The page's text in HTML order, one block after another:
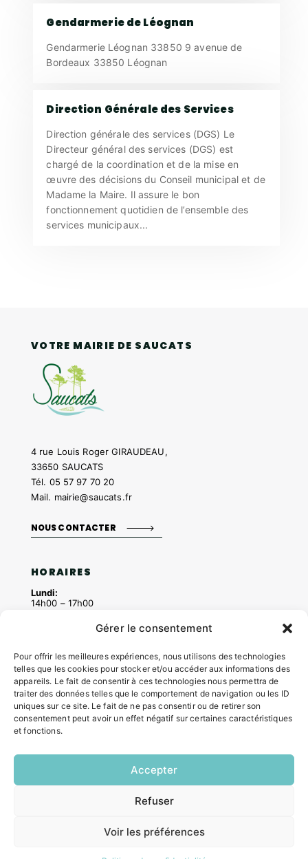
Gérer le consentement
Pour offrir les meilleures expériences, nous utilisons des technologies
telles que les cookies pour stocker et/ou accéder aux informations des
appareils. Le fait de consentir à ces technologies nous permettra de
traiter des données telles que le comportement de navigation ou les ID
uniques sur ce site. Le fait de ne pas consentir ou de retirer son
consentement peut avoir un effet négatif sur certaines caractéristiques
et fonctions.
Accepter
Refuser
Voir les préférences
Gendarmerie de Léognan
Gendarmerie Léognan 33850 9 avenue de
Bordeaux 33850 Léognan
Direction Générale des Services
Direction générale des services (DGS) Le
Directeur général des services (DGS) est
chargé de la coordination et de la mise en
œuvre des décisions du Conseil municipal et de
Madame la Maire. Il assure le bon
fonctionnement quotidien de l’ensemble des
services municipaux...
VOTRE MAIRIE DE SAUCATS
4 rue Louis Roger GIRAUDEAU,
33650 SAUCATS
Tél. 05 57 97 70 20
Mail. mairie@saucats.fr
NOUS CONTACTER
HORAIRES
Lundi:
14h00 – 17h00
8h30 – 12h00 / 14h00 – 17h00
8h30 – 12h00 / 14h00 – 17h00
Jeudi:
8h30 – 12h00 / 14h00 – 18h00
Vendredi:
8h30 – 12h00 / 14h00 – 16h30
Pôle santé
Restauration scolaire